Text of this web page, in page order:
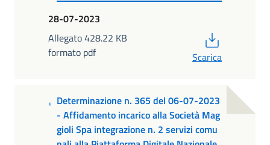
28-07-2023
Allegato 428.22 KB
formato pdf
Scarica
Determinazione n. 365 del 06-07-2023
- Affidamento incarico alla Società Mag
gioli Spa integrazione n. 2 servizi comu